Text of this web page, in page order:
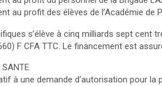
au profit des élèves de l’Académie de
s’élève à cinq milliards sept cent
F CFA TTC. Le financement est
SANTE
à une demande d’autorisation pour la